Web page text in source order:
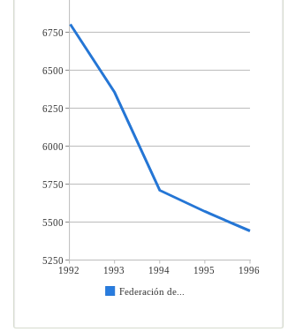
1992 1993 1994 1995
1996
Federación de...
6750
6500
6250
6000
5750
5500
5250